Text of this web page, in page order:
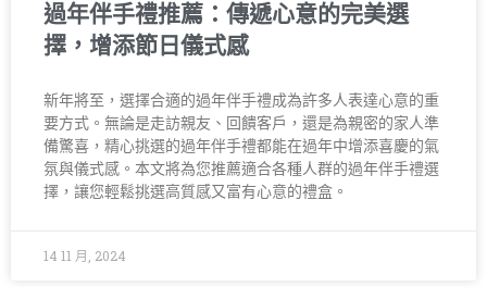
過年伴手禮推薦：傳遞心意的完美選
擇，增添節日儀式感
新年將至，選擇合適的過年伴手禮成為許多人表達心意的重
要方式。無論是走訪親友、回饋客戶，還是為親密的家人準
備驚喜，精心挑選的過年伴手禮都能在過年中增添喜慶的氣
氛與儀式感。本文將為您推薦適合各種人群的過年伴手禮選
擇，讓您輕鬆挑選高質感又富有心意的禮盒。
14 11 月, 2024